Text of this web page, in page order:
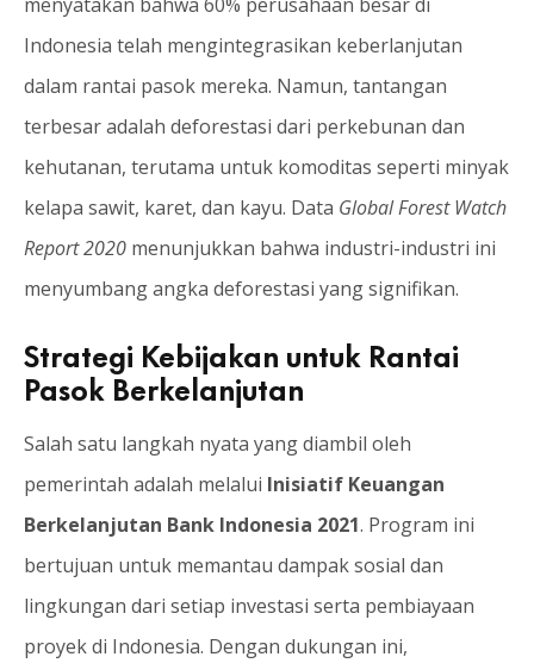
Indonesia telah mengintegrasikan keberlanjutan
dalam rantai pasok mereka. Namun, tantangan
terbesar adalah deforestasi dari perkebunan dan
kehutanan, terutama untuk komoditas seperti minyak
kelapa sawit, karet, dan kayu. Data Global Forest Watch
Report 2020 menunjukkan bahwa industri-industri ini
menyumbang angka deforestasi yang signifikan.
Strategi Kebijakan untuk Rantai
Pasok Berkelanjutan
Salah satu langkah nyata yang diambil oleh
pemerintah adalah melalui Inisiatif Keuangan
Berkelanjutan Bank Indonesia 2021. Program ini
bertujuan untuk memantau dampak sosial dan
lingkungan dari setiap investasi serta pembiayaan
proyek di Indonesia. Dengan dukungan ini,